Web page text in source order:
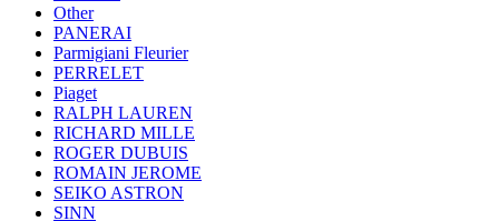
Other
PANERAI
Parmigiani Fleurier
PERRELET
Piaget
RALPH LAUREN
RICHARD MILLE
ROGER DUBUIS
ROMAIN JEROME
SEIKO ASTRON
SINN